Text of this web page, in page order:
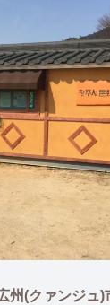
州(クァンジュ)